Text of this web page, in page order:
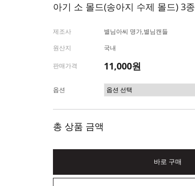
아기 소 몰드(송아지 수제 몰드) 3종
제조사
별님아씨 명가,별님캔들
원산지
국내
판매가격 11,000원
옵션
총 상품 금액
바로 구매